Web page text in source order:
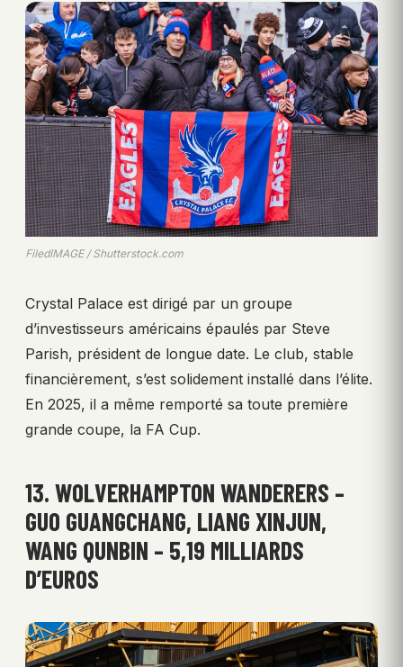
FiledIMAGE / Shutterstock.com
Crystal Palace est dirigé par un groupe
d’investisseurs américains épaulés par Steve
Parish, président de longue date. Le club, stable
financièrement, s’est solidement installé dans l’élite.
En 2025, il a même remporté sa toute première
grande coupe, la FA Cup.
13. WOLVERHAMPTON WANDERERS –
GUO GUANGCHANG, LIANG XINJUN,
WANG QUNBIN – 5,19 MILLIARDS
D’EUROS